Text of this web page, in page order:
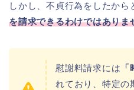
しかし、不貞行為をしたから
を請求できるわけではありま
慰謝料請求には
れており、特定の